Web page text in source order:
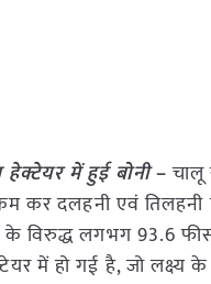
में हुई बोनी–चालू
कर दलहनी एवं तिलहनी
विरुद्ध लगभग 93.6
में हो गई है, जो लक्ष्य